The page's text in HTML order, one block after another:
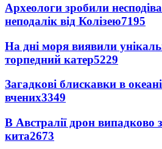
Археологи зробили
неподалік від Колізею7195
На дні моря виявили
торпедний катер5229
Загадкові блискавки в
вчених3349
В Австралії дрон випадково
кита2673